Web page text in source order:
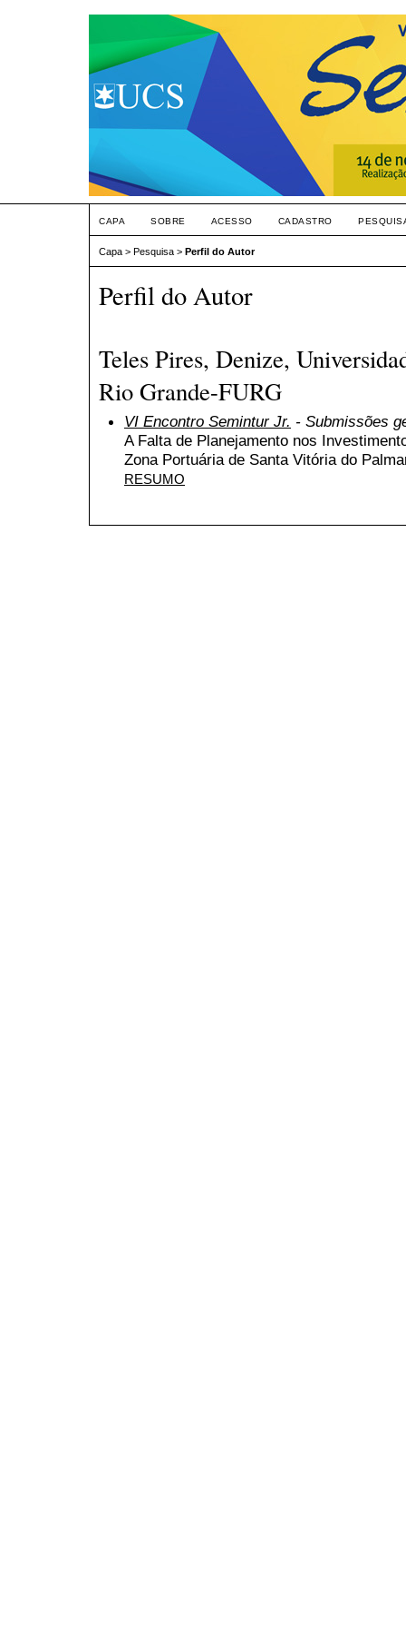
CAPA SOBRE ACESSO CADASTRO
Capa > Pesquisa > Perfil do Autor
Perfil do Autor
Teles Pires, Denize,
Rio Grande-FURG
VI Encontro Semintur Jr. - Submissões
A Falta de Planejamento nos
Zona Portuária de Santa Vitória do
RESUMO